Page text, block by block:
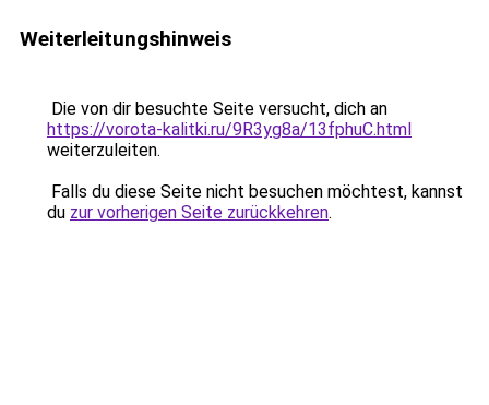
Weiterleitungshinweis
Die von dir besuchte Seite versucht, dich an
https://vorota-kalitki.ru/9R3yg8a/13fphuC.html
weiterzuleiten.
Falls du diese Seite nicht besuchen möchtest, kannst
du zur vorherigen Seite zurückkehren.